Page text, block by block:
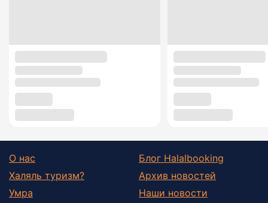
О нас
Халяль туризм?
Умра
Блог Halalbooking
Архив новостей
Наши новости